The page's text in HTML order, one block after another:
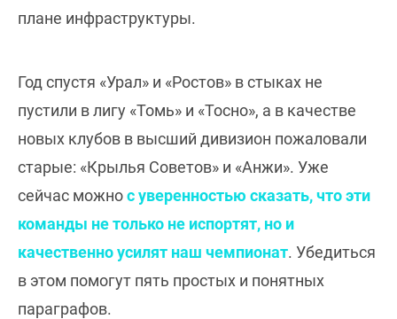
плане инфраструктуры.
Год спустя «Урал» и «Ростов» в стыках не
пустили в лигу «Томь» и «Тосно», а в качестве
новых клубов в высший дивизион пожаловали
старые: «Крылья Советов» и «Анжи». Уже
сейчас можнос уверенностью сказать, что эти
команды не только не испортят, но и
качественно усилят наш чемпионат. Убедиться
в этом помогут пять простых и понятных
параграфов.